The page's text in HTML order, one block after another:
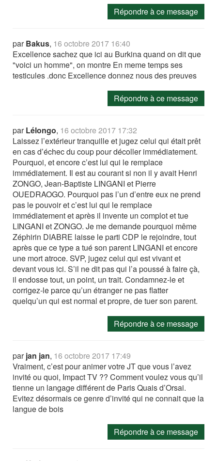
Répondre à ce message
parBakus, 16 octobre 2017 16:40
Excellence sachez que ici au Burkina quand on dit que
"voici un homme", on montre En meme temps ses
testicules .donc Excellence donnez nous des preuves
Répondre à ce message
parLélongo, 16 octobre 2017 17:32
Laissez l’extérieur tranquille et jugez celui qui était prêt
en cas d’échec du coup pour décoller immédiatement.
Pourquoi, et encore c’est lui qui le remplace
immédiatement. Il est au courant si non il y avait Henri
ZONGO, Jean-Baptiste LINGANI et Pierre
OUEDRAOGO. Pourquoi pas l’un d’entre eux ne prend
pas le pouvoir et c’est lui qui le remplace
immédiatement et après il invente un complot et tue
LINGANI et ZONGO. Je me demande pourquoi même
Zéphirin DIABRE laisse le parti CDP le rejoindre, tout
après que ce type a tué son parent LINGANI et encore
une mort atroce. SVP, jugez celui qui est vivant et
devant vous ici. S’il ne dit pas qui l’a poussé à faire çà,
il endosse tout, un point, un trait. Condamnez-le et
corrigez-le parce qu’un étranger ne pas flatter
quelqu’un qui est normal et propre, de tuer son parent.
Répondre à ce message
parjan jan, 16 octobre 2017 17:49
Vraiment, c’est pour animer votre JT que vous l’avez
invité ou quoi, Impact TV ?? Comment voulez vous qu’il
tienne un langage différent de Paris Quais d’Orsai.
Evitez désormais ce genre d’invité qui ne connait que la
langue de bois
Répondre à ce message